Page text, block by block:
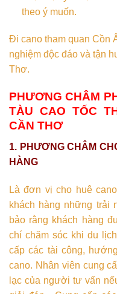
theo ý muốn.
Đi cano tham quan Cồn
nghiệm độc đáo và tận
Thơ.
PHƯƠNG CHÂM
TÀU CAO TỐC
CẦN THƠ
1. PHƯƠNG CHÂM
HÀNG
Là đơn vị cho huê
khách hàng những trải
bảo rằng khách hàng
chí chăm sóc khi du
cấp các tài công,
cano. Nhân viên cung
lạc của người tư vấn